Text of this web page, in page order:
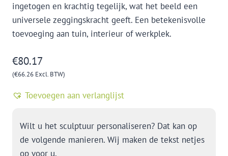
ingetogen en krachtig tegelijk, wat het beeld een
universele zeggingskracht geeft. Een betekenisvolle
toevoeging aan tuin, interieur of werkplek.
€80.17
(€66.26 Excl. BTW)
Toevoegen aan verlanglijst
Wilt u het sculptuur personaliseren? Dat kan op
de volgende manieren. Wij maken de tekst netjes
op voor u.